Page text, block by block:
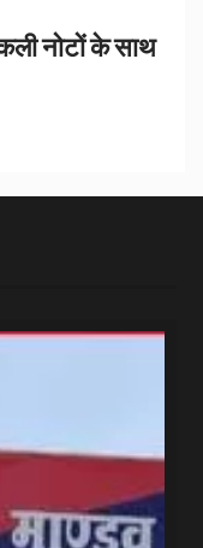
नोटों के साथ